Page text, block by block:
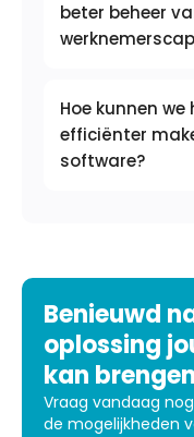
beter beheer
Hoe kunnen
efficiënter
software?
Benieuwd
oplossing
kan
Vraag vandaag
de mogelijkheden